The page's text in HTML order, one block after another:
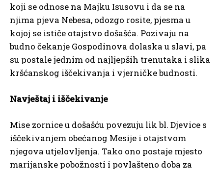
koji se odnose na Majku Isusovu i da se na
njima pjeva Nebesa, odozgo rosite, pjesma u
kojoj se ističe otajstvo došašća. Pozivaju na
budno čekanje Gospodinova dolaska u slavi, pa
su postale jednim od najljepših trenutaka i slika
kršćanskog iščekivanja i vjerničke budnosti.
Navještaj i iščekivanje
Mise zornice u došašću povezuju lik bl. Djevice s
iščekivanjem obećanog Mesije i otajstvom
njegova utjelovljenja. Tako ono postaje mjesto
marijanske pobožnosti i povlašteno doba za